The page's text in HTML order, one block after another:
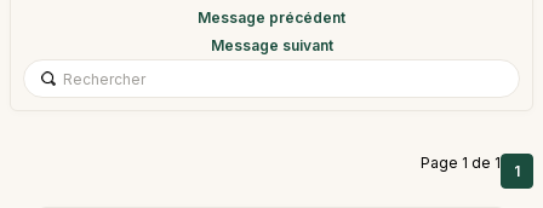
Message précédent
Message suivant
Page 1 de 1 1